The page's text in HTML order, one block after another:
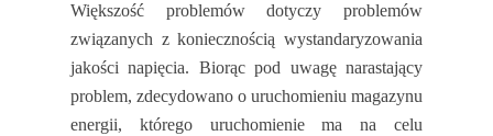
Większość problemów dotyczy problemów
związanych z koniecznością wystandaryzowania
jakości napięcia. Biorąc pod uwagę narastający
problem, zdecydowano o uruchomieniu magazynu
energii, którego uruchomienie ma na celu